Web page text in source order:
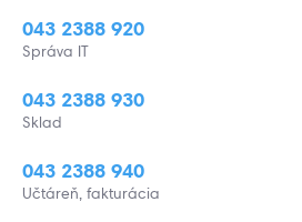
043 2388 920
Správa IT
043 2388 930
Sklad
043 2388 940
Učtáreň, fakturácia